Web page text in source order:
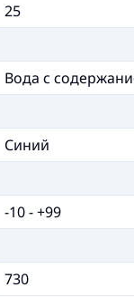
25
Вода с
Синий
-10 - +99
730